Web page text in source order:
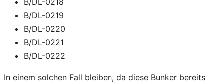
B/DL-0218
B/DL-0219
B/DL-0220
B/DL-0221
B/DL-0222
In einem solchen Fall bleiben, da diese Bunker bereits